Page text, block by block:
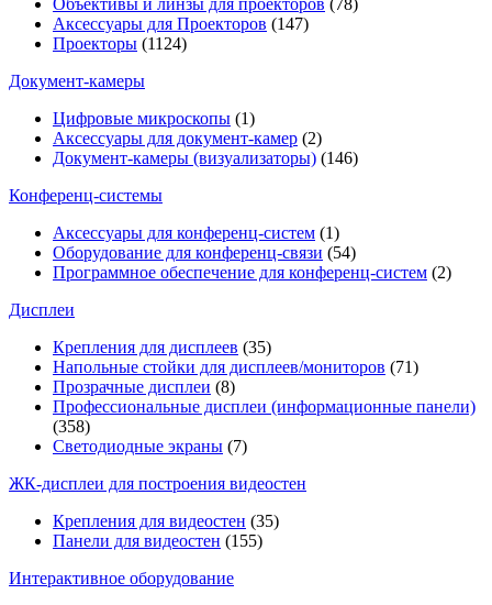
Объективы и линзы для проекторов (78)
Аксессуары для Проекторов (147)
Проекторы (1124)
Документ-камеры
Цифровые микроскопы (1)
Аксессуары для документ-камер (2)
Документ-камеры (визуализаторы) (146)
Конференц-системы
Аксессуары для конференц-систем (1)
Оборудование для конференц-связи (54)
Программное обеспечение для конференц-систем (2)
Дисплеи
Крепления для дисплеев (35)
Напольные стойки для дисплеев/мониторов (71)
Прозрачные дисплеи (8)
Профессиональные дисплеи (информационные панели)
(358)
Светодиодные экраны (7)
ЖК-дисплеи для построения видеостен
Крепления для видеостен (35)
Панели для видеостен (155)
Интерактивное оборудование